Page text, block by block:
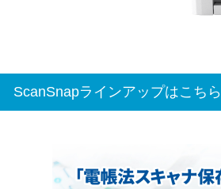
ScanSnapラインアップはこちら